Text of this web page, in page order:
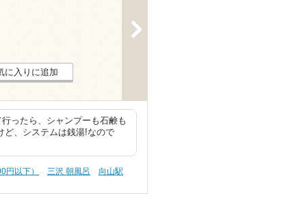
に入りに追加
ったら、シャンプーも石鹸も
ど、システムは銭湯!なので
円以下） 三沢 朝風呂
向山駅